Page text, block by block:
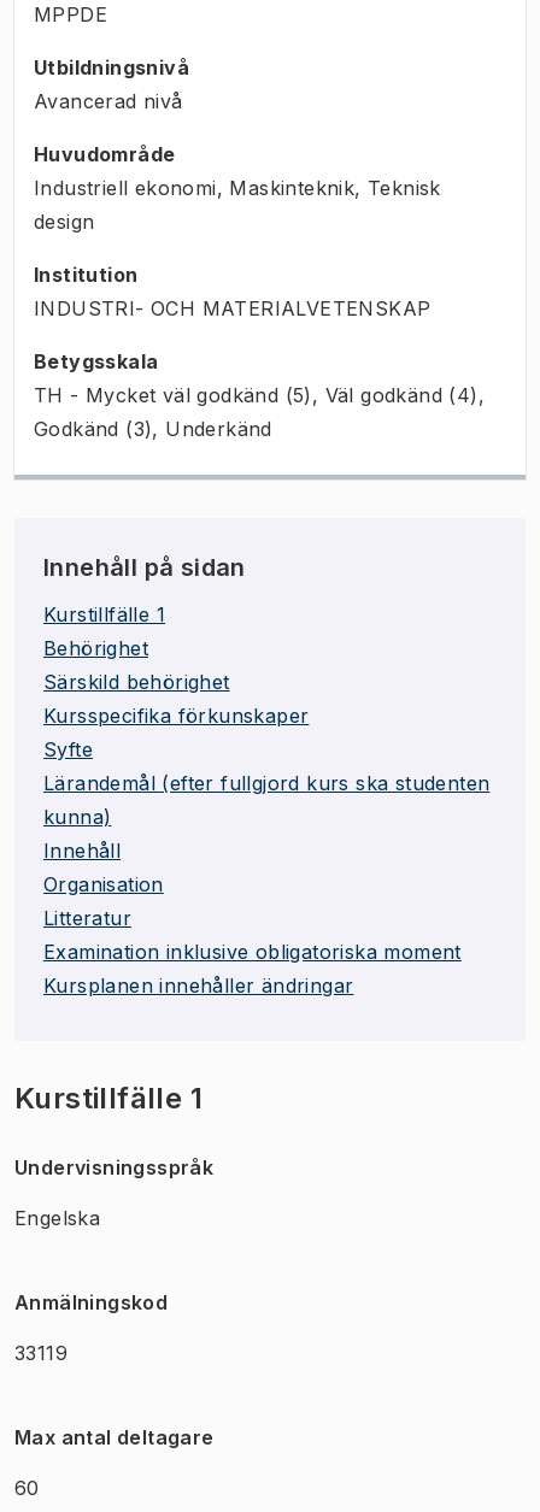
MPPDE
Utbildningsnivå
Avancerad nivå
Huvudområde
Industriell ekonomi, Maskinteknik, Teknisk
design
Institution
INDUSTRI- OCH MATERIALVETENSKAP
Betygsskala
TH - Mycket väl godkänd (5), Väl godkänd (4),
Godkänd (3), Underkänd
Innehåll på sidan
Kurstillfälle 1
Behörighet
Särskild behörighet
Kursspecifika förkunskaper
Syfte
Lärandemål (efter fullgjord kurs ska studenten
kunna)
Innehåll
Organisation
Litteratur
Examination inklusive obligatoriska moment
Kursplanen innehåller ändringar
Kurstillfälle 1
Undervisningsspråk
Engelska
Anmälningskod
33119
Max antal deltagare
60